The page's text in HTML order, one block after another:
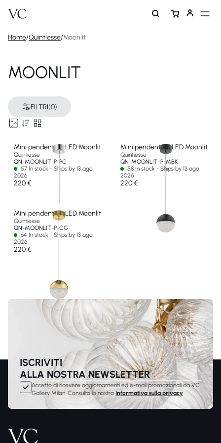
Home/Quintiesse/Moonlit
MOONLIT
FILTRI(0)
Mini pendente a LED Moonlit
Quintiesse
QN-MOONLIT-P-PC
57 In stock - Ships by 13 ago
2026
220 €
Mini pendente a LED Moonlit
Quintiesse
QN-MOONLIT-P-MBK
58 In stock - Ships by 13 ago
2026
220 €
Mini pendente a LED Moonlit
Quintiesse
QN-MOONLIT-P-CG
64 In stock - Ships by 13 ago
2026
220 €
ISCRIVITI
ALLA NOSTRA NEWSLETTER
Accetto di ricevere aggiornamenti ed e-mail promozionali da VC
Gallery Milan. Consulta la nostra Informativa sulla privacy